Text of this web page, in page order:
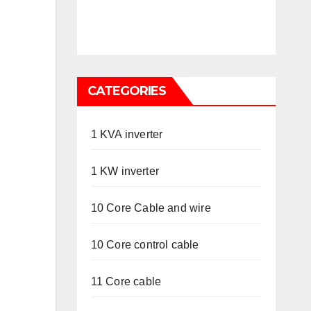
CATEGORIES
1 KVA inverter
1 KW inverter
10 Core Cable and wire
10 Core control cable
11 Core cable